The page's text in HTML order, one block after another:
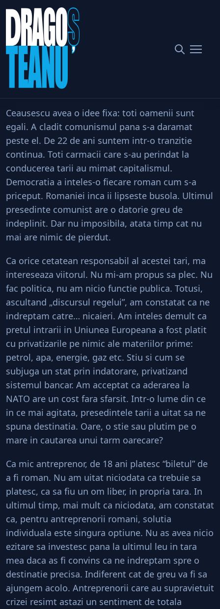
Home Societate
Care e destinatia finala?
Distribuie
Ceausescu avea o idee fixa: toti oamenii sunt
egali. A cladit comunismul pana s-a daramat
peste el. De 22 de ani suntem intr-o tranzitie
continua. Toti carmacii care s-au perindat la
conducerea tarii au mimat capitalismul.
Democratia a inteles-o fiecare roman cum s-a
priceput. Romaniei inca ii lipseste busola. Ultimul
presedinte comunist are o datorie greu de
indeplinit. Dar nu imposibila, atata timp cat nu
mai are nimic de pierdut.
Ca orice cetatean responsabil al acestei tari, ma
intereseaza viitorul. Nu mi-am propus sa plec. Nu
fac politica, nu am nicio functie publica. Totusi,
ascultand „discursul regelui”, am constatat ca ne
indreptam catre… nicaieri. Am inteles demult ca
pretul intrarii in Uniunea Europeana a fost platit
cu privatizarile pe nimic ale materiilor prime:
petrol, apa, energie, gaz etc. Stiu si cum se
subjuga un stat prin indatorare, privatizand
sistemul bancar. Am acceptat ca aderarea la
NATO are un cost fara sfarsit. Intr-o lume din ce
in ce mai agitata, presedintele tarii a uitat sa ne
spuna destinatia. Oare, o stie sau plutim pe o
mare in cautarea unui tarm oarecare?
Ca mic antreprenor, de 18 ani platesc “biletul” de
a fi roman. Nu am uitat niciodata ca trebuie sa
platesc, ca sa fiu un om liber, in propria tara. In
ultimul timp, mai mult ca niciodata, am constatat
ca, pentru antreprenorii romani, solutia
individuala este singura optiune. Nu as avea nicio
ezitare sa investesc pana la ultimul leu in tara
mea daca as fi convins ca ne indreptam spre o
destinatie precisa. Indiferent cat de greu va fi sa
ajungem acolo. Antreprenorii care au supravietuit
crizei resimt astazi un sentiment de totala